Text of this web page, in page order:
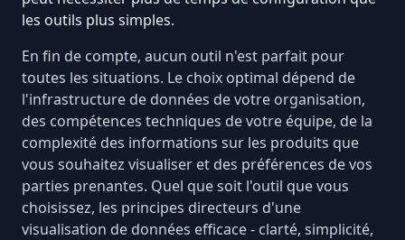
les outils plus simples.
En fin de compte, aucun outil n'est parfait pour
toutes les situations. Le choix optimal dépend de
l'infrastructure de données de votre organisation,
des compétences techniques de votre équipe, de la
complexité des informations sur les produits que
vous souhaitez visualiser et des préférences de vos
parties prenantes. Quel que soit l'outil que vous
choisissez, les principes directeurs d'une
visualisation de données efficace - clarté, simplicité,